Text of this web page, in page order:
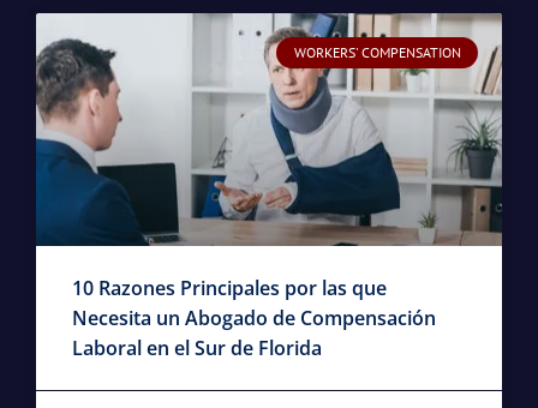
WORKERS' COMPENSATION
10 Razones Principales por las que
Necesita un Abogado de Compensación
Laboral en el Sur de Florida